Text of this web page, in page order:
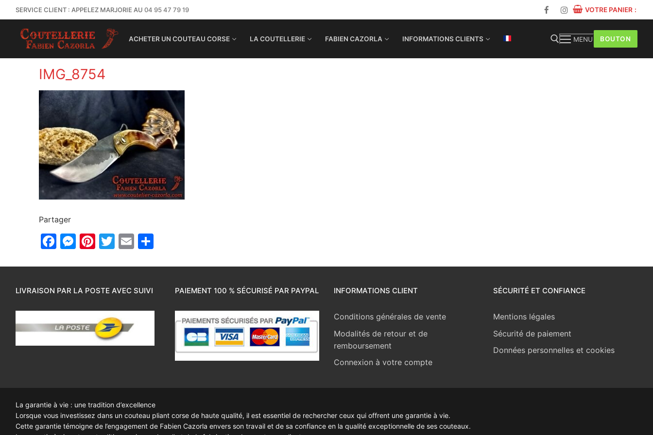
SERVICE CLIENT : APPELEZ MARJORIE AU 04 95 47 79 19 VOTRE PANIER :
ACHETER UN COUTEAU CORSE LA COUTELLERIE FABIEN CAZORLA INFORMATIONS CLIENTS MENU BOUTON
IMG_8754
Partager
Facebook
Messenger
Pinterest
Twitter
Email
LIVRAISON PAR LA POSTE AVEC SUIVI PAIEMENT 100 % SÉCURISÉ PAR PAYPAL INFORMATIONS CLIENT
Conditions générales de vente
Modalités de retour et de
remboursement
Connexion à votre compte
SÉCURITÉ ET CONFIANCE
Mentions légales
Sécurité de paiement
Données personnelles et cookies
La garantie à vie : une tradition d’excellence
Lorsque vous investissez dans un couteau pliant corse de haute qualité, il est essentiel de rechercher ceux qui offrent une garantie à vie.
Cette garantie témoigne de l’engagement de Fabien Cazorla envers son travail et de sa confiance en la qualité exceptionnelle de ses couteaux.